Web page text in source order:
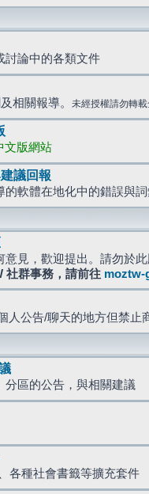
討論中的各類文件
相關報導。 未經授權請勿轉
文版網站
議回報
的軟體在地化中的錯誤與
意見，歡迎提出。請勿於
社群事務，請前往 moztw-
人公告/聊天的地方但禁止
分區的公告，與相關建議
各種社會書籤等擴充套件